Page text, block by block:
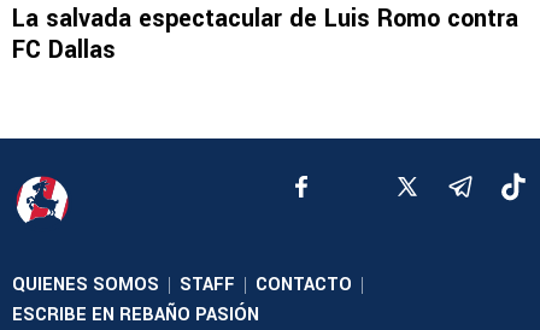
La salvada espectacular de Luis Romo contra
FC Dallas
QUIENES SOMOS | STAFF | CONTACTO |
ESCRIBE EN REBAÑO PASIÓN